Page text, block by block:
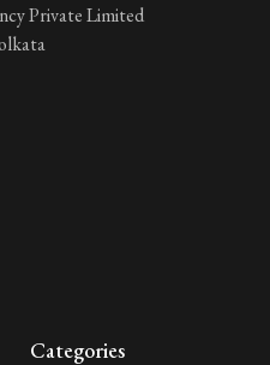
Private Limited
Categories